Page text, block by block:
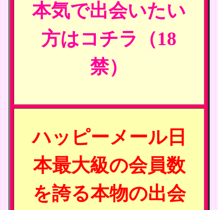
本気で出会いたい
方はコチラ（18
禁）
ハッピーメール日
本最大級の会員数
を誇る本物の出会